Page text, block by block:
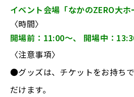
イベント会場「なかのZERO大
〈時間〉
開場前：11:00～、 開場中：
〈注意事項〉
●グッズは、チケットをお持ち
だけます。